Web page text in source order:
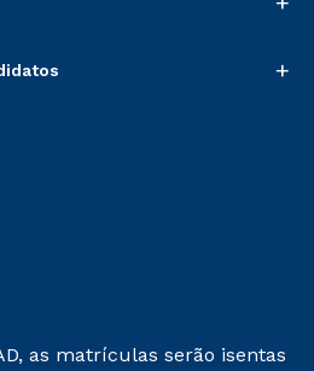
+
as matrículas serão isentas